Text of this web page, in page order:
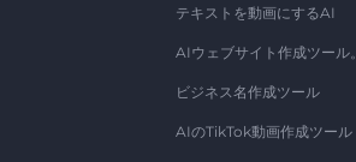
テキストを動画にするAI
AIウェブサイト作成ツール。
ビジネス名作成ツール
AIのTikTok動画作成ツール